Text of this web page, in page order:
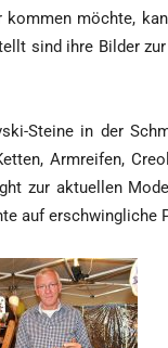
möch­te,
sind ihre Bil­der
Stei­ne in der
Arm­rei­fen,
zur aktu­el­len
auf erschwing­li­che